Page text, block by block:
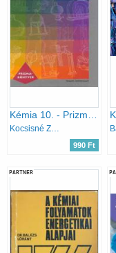
Kocsisné Zalán Judit; Kónya Józsefné
990 Ft
PARTNER